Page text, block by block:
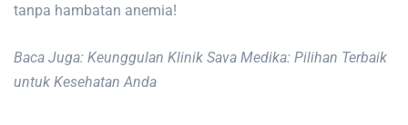
tanpa hambatan anemia!
Baca Juga: Keunggulan Klinik Sava Medika: Pilihan Terbaik
untuk Kesehatan Anda